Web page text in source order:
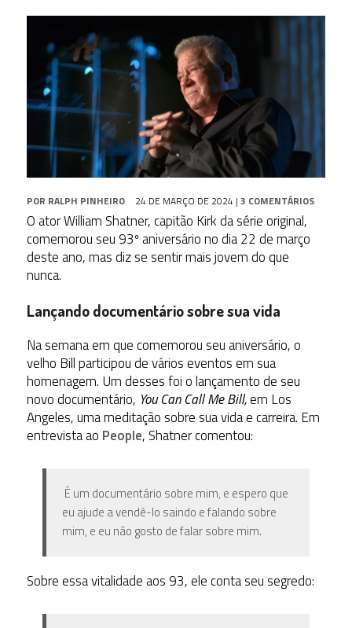
POR RALPH PINHEIRO 24 DE MARÇO DE 2024 | 3 COMENTÁRIOS
O ator William Shatner, capitão Kirk da série original,
comemorou seu 93º aniversário no dia 22 de março
deste ano, mas diz se sentir mais jovem do que
nunca.
Lançando documentário sobre sua vida
Na semana em que comemorou seu aniversário, o
velho Bill participou de vários eventos em sua
homenagem. Um desses foi o lançamento de seu
novo documentário, You Can Call Me Bill,em Los
Angeles, uma meditação sobre sua vida e carreira. Em
entrevista ao People, Shatner comentou:
É um documentário sobre mim, e espero que
eu ajude a vendê-lo saindo e falando sobre
mim, e eu não gosto de falar sobre mim.
Sobre essa vitalidade aos 93, ele conta seu segredo: